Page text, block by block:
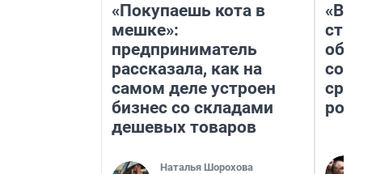
«Покупаешь кота в
мешке»:
предприниматель
рассказала, как на
самом деле устроен
бизнес со складами
дешевых товаров
Наталья Шорохова
«В